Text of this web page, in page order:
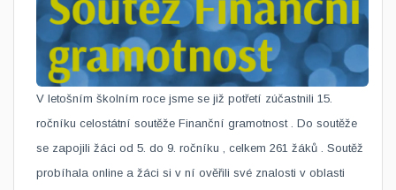
V letošním školním roce jsme se již potřetí zúčastnili 15.
ročníku celostátní soutěže Finanční gramotnost . Do soutěže
se zapojili žáci od 5. do 9. ročníku , celkem 261 žáků . Soutěž
probíhala online a žáci si v ní ověřili své znalosti v oblasti